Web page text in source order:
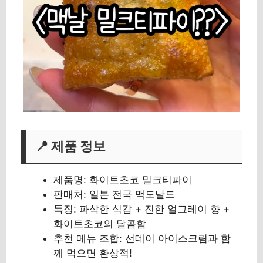
📍 제품 정보
제품명: 화이트초코 밀크티파이
판매처: 일본 전국 맥도날드
특징: 파삭한 식감 + 진한 얼그레이 향 +
화이트초코의 달콤함
추천 메뉴 조합: 선데이 아이스크림과 함
께 먹으면 환상적!